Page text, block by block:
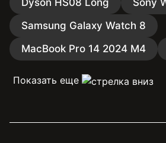
Dyson HS08 Long
Sony
Samsung Galaxy Watch 8
MacBook Pro 14 2024 M4
Показать еще